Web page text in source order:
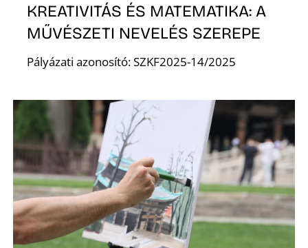
KREATIVITÁS ÉS MATEMATIKA: A
MŰVÉSZETI NEVELÉS SZEREPE
Pályázati azonosító: SZKF2025-14/2025